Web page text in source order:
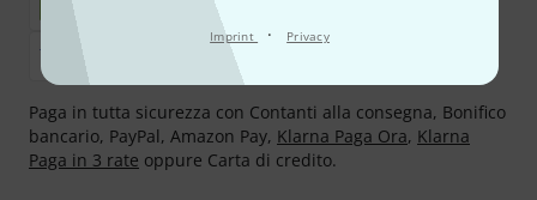
Imprint · Privacy
Paga in tutta sicurezza con Contanti alla consegna, Bonifico
bancario, PayPal, Amazon Pay, Klarna Paga Ora, Klarna
Paga in 3 rate oppure Carta di credito.